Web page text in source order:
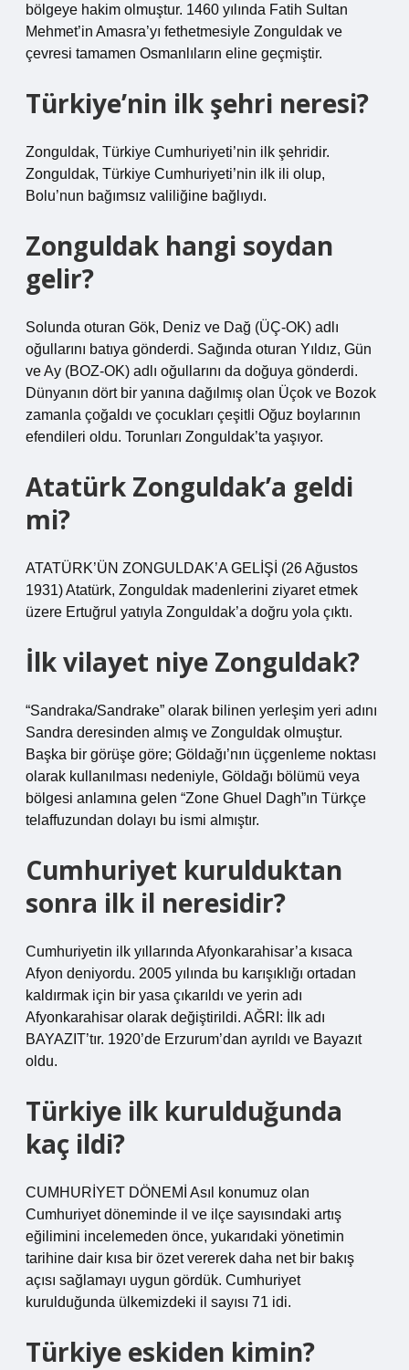
bölgeye hakim olmuştur. 1460 yılında Fatih Sultan
Mehmet’in Amasra’yı fethetmesiyle Zonguldak ve
çevresi tamamen Osmanlıların eline geçmiştir.
Türkiye’nin ilk şehri neresi?
Zonguldak, Türkiye Cumhuriyeti’nin ilk şehridir.
Zonguldak, Türkiye Cumhuriyeti’nin ilk ili olup,
Bolu’nun bağımsız valiliğine bağlıydı.
Zonguldak hangi soydan
gelir?
Solunda oturan Gök, Deniz ve Dağ (ÜÇ-OK) adlı
oğullarını batıya gönderdi. Sağında oturan Yıldız, Gün
ve Ay (BOZ-OK) adlı oğullarını da doğuya gönderdi.
Dünyanın dört bir yanına dağılmış olan Üçok ve Bozok
zamanla çoğaldı ve çocukları çeşitli Oğuz boylarının
efendileri oldu. Torunları Zonguldak’ta yaşıyor.
Atatürk Zonguldak’a geldi
mi?
ATATÜRK’ÜN ZONGULDAK’A GELİŞİ (26 Ağustos
1931) Atatürk, Zonguldak madenlerini ziyaret etmek
üzere Ertuğrul yatıyla Zonguldak’a doğru yola çıktı.
İlk vilayet niye Zonguldak?
“Sandraka/Sandrake” olarak bilinen yerleşim yeri adını
Sandra deresinden almış ve Zonguldak olmuştur.
Başka bir görüşe göre; Göldağı’nın üçgenleme noktası
olarak kullanılması nedeniyle, Göldağı bölümü veya
bölgesi anlamına gelen “Zone Ghuel Dagh”ın Türkçe
telaffuzundan dolayı bu ismi almıştır.
Cumhuriyet kurulduktan
sonra ilk il neresidir?
Cumhuriyetin ilk yıllarında Afyonkarahisar’a kısaca
Afyon deniyordu. 2005 yılında bu karışıklığı ortadan
kaldırmak için bir yasa çıkarıldı ve yerin adı
Afyonkarahisar olarak değiştirildi. AĞRI: İlk adı
BAYAZIT’tır. 1920’de Erzurum’dan ayrıldı ve Bayazıt
oldu.
Türkiye ilk kurulduğunda
kaç ildi?
CUMHURİYET DÖNEMİ Asıl konumuz olan
Cumhuriyet döneminde il ve ilçe sayısındaki artış
eğilimini incelemeden önce, yukarıdaki yönetimin
tarihine dair kısa bir özet vererek daha net bir bakış
açısı sağlamayı uygun gördük. Cumhuriyet
kurulduğunda ülkemizdeki il sayısı 71 idi.
Türkiye eskiden kimin?